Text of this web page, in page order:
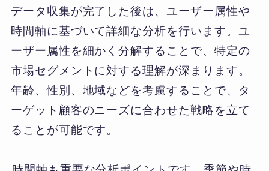
データ収集が完了した後は、ユーザー属性や
時間軸に基づいて詳細な分析を行います。ユ
ーザー属性を細かく分解することで、特定の
市場セグメントに対する理解が深まります。
年齢、性別、地域などを考慮することで、タ
ーゲット顧客のニーズに合わせた戦略を立て
ることが可能です。